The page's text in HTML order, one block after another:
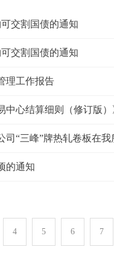
交割国债的通知
交割国债的通知
理工作报告
中心结算细则（修订版
司“三峰”牌热轧卷板在
的通知
4 5 6 7